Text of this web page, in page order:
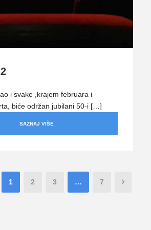
i svake ,krajem februara i
biće održan jubilani 50-i […]
SAZNAJ VIŠE
1 2 3 … 7